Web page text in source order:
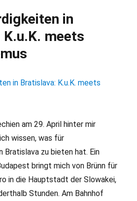
in
meets
am 29. April hinter mir
wissen, was für
Bratislava zu bieten hat. Ein
bringt mich von Brünn für
in die Hauptstadt der Slowakei,
Stunden. Am Bahnhof